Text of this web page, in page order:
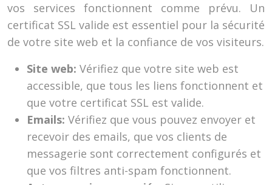
vos services fonctionnent comme prévu. Un
certificat SSL valide est essentiel pour la sécurité
de votre site web et la confiance de vos visiteurs.
Site web: Vérifiez que votre site web est
accessible, que tous les liens fonctionnent et
que votre certificat SSL est valide.
Emails: Vérifiez que vous pouvez envoyer et
recevoir des emails, que vos clients de
messagerie sont correctement configurés et
que vos filtres anti-spam fonctionnent.